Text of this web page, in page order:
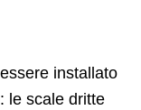
installato
le scale dritte